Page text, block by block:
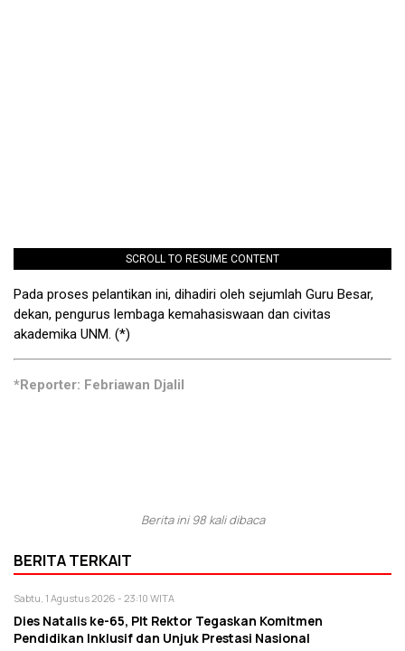
SCROLL TO RESUME CONTENT
Pada proses pelantikan ini, dihadiri oleh sejumlah Guru Besar,
dekan, pengurus lembaga kemahasiswaan dan civitas
akademika UNM. (*)
*Reporter: Febriawan Djalil
Berita ini 98 kali dibaca
BERITA TERKAIT
Sabtu, 1 Agustus 2026 - 23:10 WITA
Dies Natalis ke-65, Plt Rektor Tegaskan Komitmen
Pendidikan Inklusif dan Unjuk Prestasi Nasional